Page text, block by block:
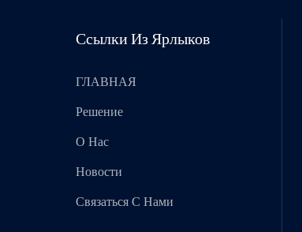
Ссылки Из Ярлыков
ГЛАВНАЯ
Решение
О Нас
Новости
Связаться С Нами